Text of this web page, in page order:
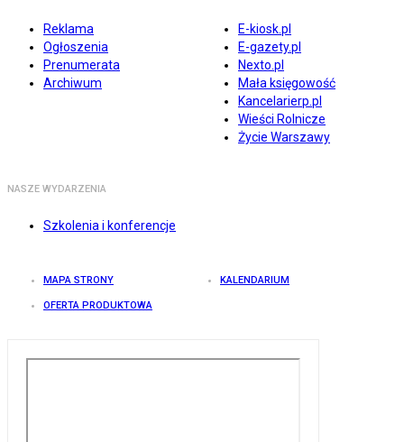
Reklama
Ogłoszenia
Prenumerata
Archiwum
E-kiosk.pl
E-gazety.pl
Nexto.pl
Mała księgowość
Kancelarierp.pl
Wieści Rolnicze
Życie Warszawy
NASZE WYDARZENIA
Szkolenia i konferencje
MAPA STRONY KALENDARIUM
OFERTA PRODUKTOWA